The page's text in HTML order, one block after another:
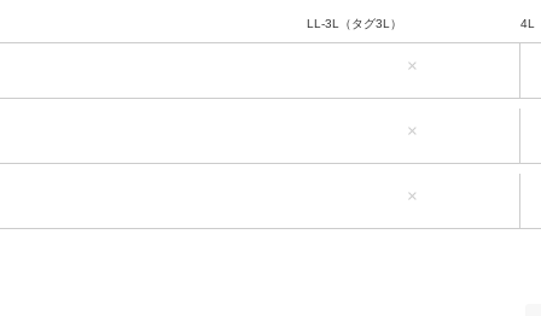
LL-3L（タグ3L）
×
4L
×
×